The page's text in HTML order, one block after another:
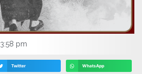
3:58 pm
Twitter WhatsApp